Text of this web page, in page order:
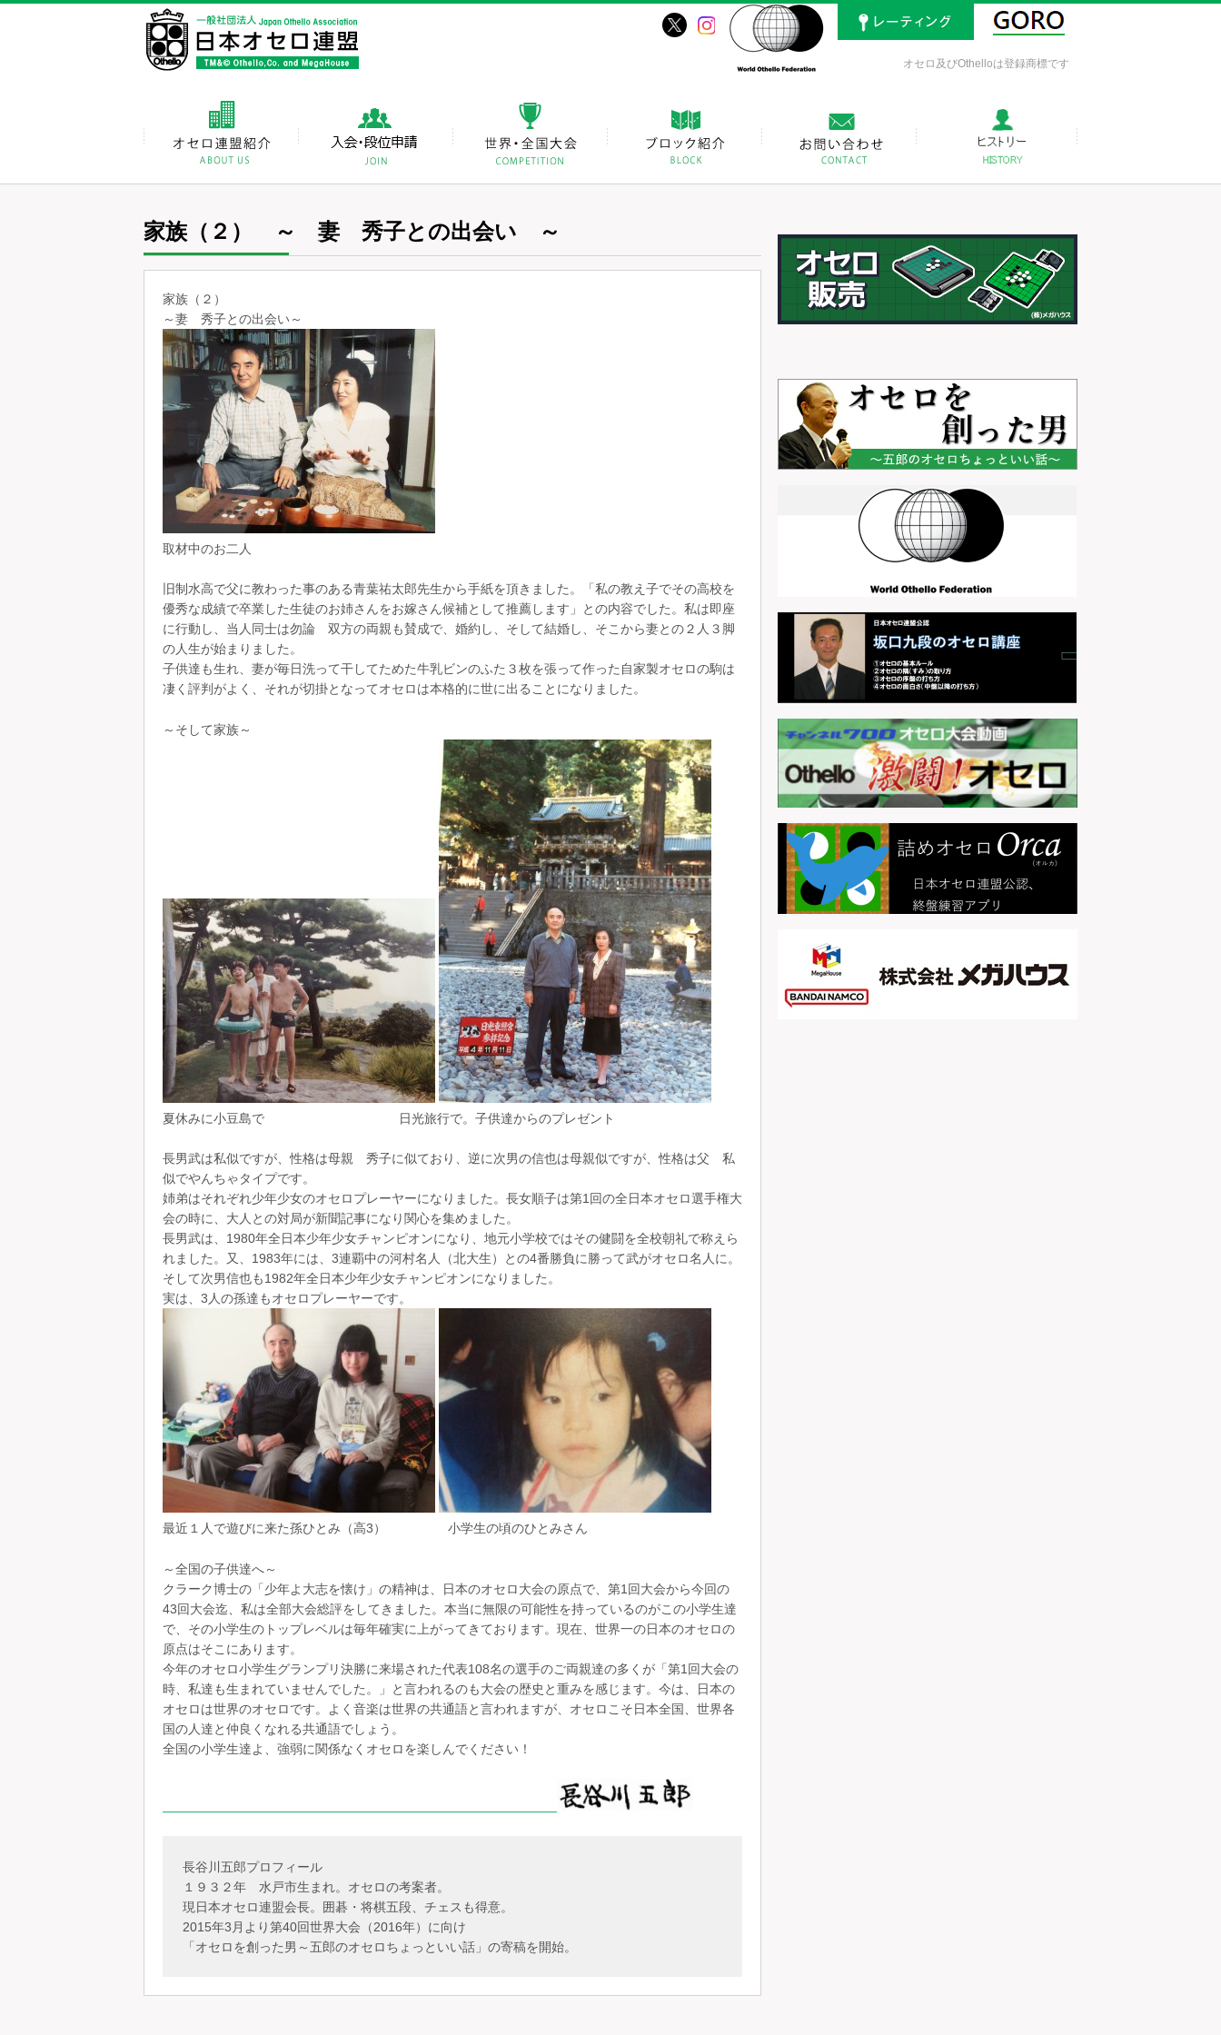
オセロ及びOthelloは登録商標です
家族（２） ～ 妻 秀子との出会い ～
家族（２）
～妻 秀子との出会い～
取材中のお二人
旧制水高で父に教わった事のある青葉祐太郎先生から手紙を頂きました。「私の教え子でその高校を
優秀な成績で卒業した生徒のお姉さんをお嫁さん候補として推薦します」との内容でした。私は即座
に行動し、当人同士は勿論 双方の両親も賛成で、婚約し、そして結婚し、そこから妻との２人３脚
の人生が始まりました。
子供達も生れ、妻が毎日洗って干してためた牛乳ビンのふた３枚を張って作った自家製オセロの駒は
凄く評判がよく、それが切掛となってオセロは本格的に世に出ることになりました。
～そして家族～
夏休みに小豆島で 日光旅行で。子供達からのプレゼント
長男武は私似ですが、性格は母親 秀子に似ており、逆に次男の信也は母親似ですが、性格は父 私
似でやんちゃタイプです。
姉弟はそれぞれ少年少女のオセロプレーヤーになりました。長女順子は第1回の全日本オセロ選手権大
会の時に、大人との対局が新聞記事になり関心を集めました。
長男武は、1980年全日本少年少女チャンピオンになり、地元小学校ではその健闘を全校朝礼で称えら
れました。又、1983年には、3連覇中の河村名人（北大生）との4番勝負に勝って武がオセロ名人に。
そして次男信也も1982年全日本少年少女チャンピオンになりました。
実は、3人の孫達もオセロプレーヤーです。
最近１人で遊びに来た孫ひとみ（高3） 小学生の頃のひとみさん
～全国の子供達へ～
クラーク博士の「少年よ大志を懐け」の精神は、日本のオセロ大会の原点で、第1回大会から今回の
43回大会迄、私は全部大会総評をしてきました。本当に無限の可能性を持っているのがこの小学生達
で、その小学生のトップレベルは毎年確実に上がってきております。現在、世界一の日本のオセロの
原点はそこにあります。
今年のオセロ小学生グランプリ決勝に来場された代表108名の選手のご両親達の多くが「第1回大会の
時、私達も生まれていませんでした。」と言われるのも大会の歴史と重みを感じます。今は、日本の
オセロは世界のオセロです。よく音楽は世界の共通語と言われますが、オセロこそ日本全国、世界各
国の人達と仲良くなれる共通語でしょう。
全国の小学生達よ、強弱に関係なくオセロを楽しんでください！
長谷川五郎プロフィール
１９３２年 水戸市生まれ。オセロの考案者。
現日本オセロ連盟会長。囲碁・将棋五段、チェスも得意。
2015年3月より第40回世界大会（2016年）に向け
「オセロを創った男～五郎のオセロちょっといい話」の寄稿を開始。